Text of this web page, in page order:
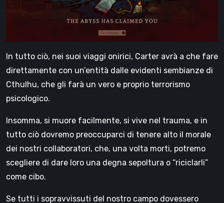
In tutto ciò, nei suoi viaggi onirici, Carter avrà a che fare
direttamente con un’entità dalle evidenti sembianze di
Cthulhu, che gli farà un vero e proprio terrorismo
psicologico.
Insomma, si muore facilmente, si vive nel trauma, e in
tutto ciò dovremo preoccuparci di tenere alto il morale
dei nostri collaboratori, che, una volta morti, potremo
scegliere di dare loro una degna sepoltura o “riciclarli”
come cibo.
Se tutti i sopravvissuti del nostro campo dovessero